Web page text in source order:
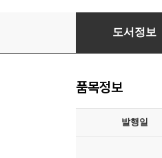
남자가 된다는 것
도서정보
품목정보
발행일